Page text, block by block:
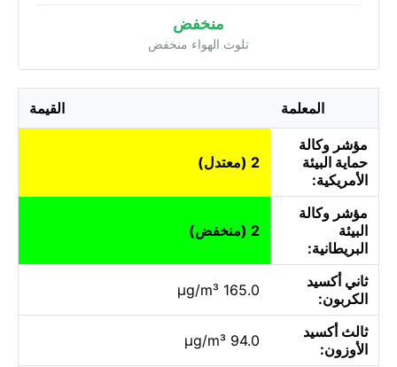
منخفض
تلوث الهواء منخفض
المعلمة القيمة
مؤشر وكالة
حماية البيئة
الأمريكية:
2 (معتدل)
مؤشر وكالة
البيئة
البريطانية:
2 (منخفض)
ثاني أكسيد
الكربون:
165.0 µg/m³
ثالث أكسيد
الأوزون:
94.0 µg/m³